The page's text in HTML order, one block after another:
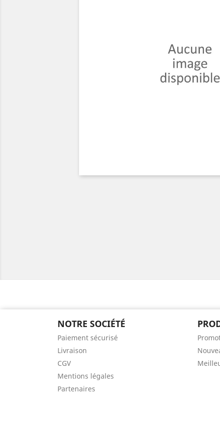
NOTRE SOCIÉTÉ
Paiement sécurisé
Livraison
CGV
Mentions légales
Partenaires